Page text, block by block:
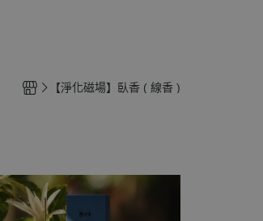
【淨化磁場】臥香 ( 線香 )